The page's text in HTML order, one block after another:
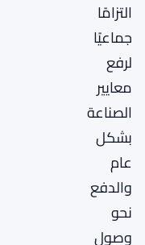
التزامًا
جماعيًا
لرفع
معايير
الصناعة
بشكل
عام
والدفع
نحو
وصول